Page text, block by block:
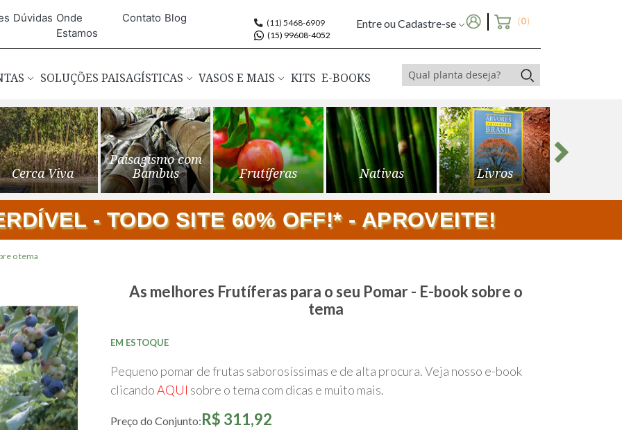
Dúvidas Onde
Estamos
Contato Blog
(11) 5468-6909
(15) 99608-4052
Entre ou Cadastre-se (0)
SOLUÇÕES PAISAGÍSTICAS VASOS E MAIS KITS E-BOOKS
Cerca Viva
Paisagismo com
Bambus
Frutíferas Nativas Livros
- TODO SITE 60% OFF!* - APROVEITE!
o tema
As melhores Frutíferas para o seu Pomar - E-book sobre o
tema
EM ESTOQUE
Pequeno pomar de frutas saborosíssimas e de alta procura. Veja nosso e-book
clicandoAQUI sobre o tema com dicas e muito mais.
Preço do Conjunto:R$ 311,92